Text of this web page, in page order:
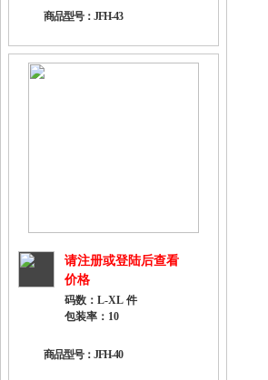
商品型号：JFH-43
请注册或登陆后查看
价格
码数：L-XL 件
包装率：10
商品型号：JFH-40